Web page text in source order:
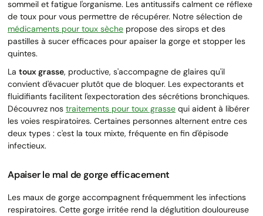
sommeil et fatigue l'organisme. Les antitussifs calment ce réflexe
de toux pour vous permettre de récupérer. Notre sélection de
médicaments pour toux sèche propose des sirops et des
pastilles à sucer efficaces pour apaiser la gorge et stopper les
quintes.
La toux grasse, productive, s'accompagne de glaires qu'il
convient d'évacuer plutôt que de bloquer. Les expectorants et
fluidifiants facilitent l'expectoration des sécrétions bronchiques.
Découvrez nos traitements pour toux grasse qui aident à libérer
les voies respiratoires. Certaines personnes alternent entre ces
deux types : c'est la toux mixte, fréquente en fin d'épisode
infectieux.
Apaiser le mal de gorge efficacement
Les maux de gorge accompagnent fréquemment les infections
respiratoires. Cette gorge irritée rend la déglutition douloureuse